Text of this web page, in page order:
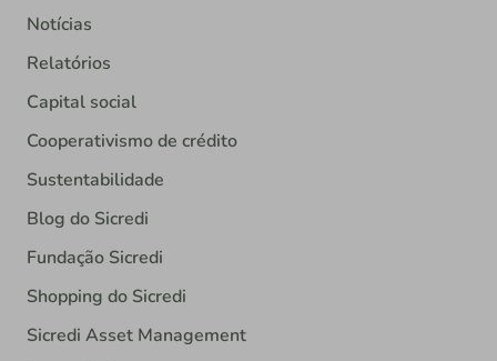
Notícias
Relatórios
Capital social
Cooperativismo de crédito
Sustentabilidade
Blog do Sicredi
Fundação Sicredi
Shopping do Sicredi
Sicredi Asset Management